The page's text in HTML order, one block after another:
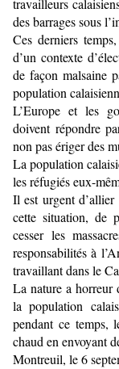
travailleurs
des barrages sous
Ces derniers
d’un contexte
de façon malsaine
population
L’Europe et les
doivent répondre
non pas ériger des
La population
les réfugiés eux-
Il est urgent
cette situation, de
cesser les
responsabilités à
travaillant dans le
La nature a horreur
la population
pendant ce temps,
chaud en envoyant
Montreuil, le 6